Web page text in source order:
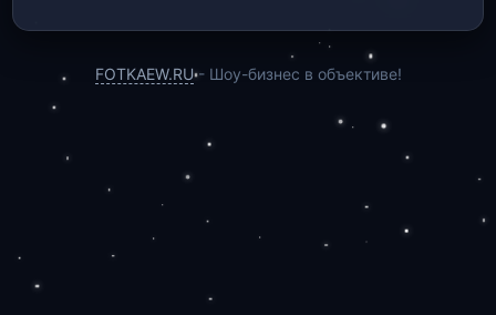
FOTKAEW.RU- Шоу-бизнес в объективе!